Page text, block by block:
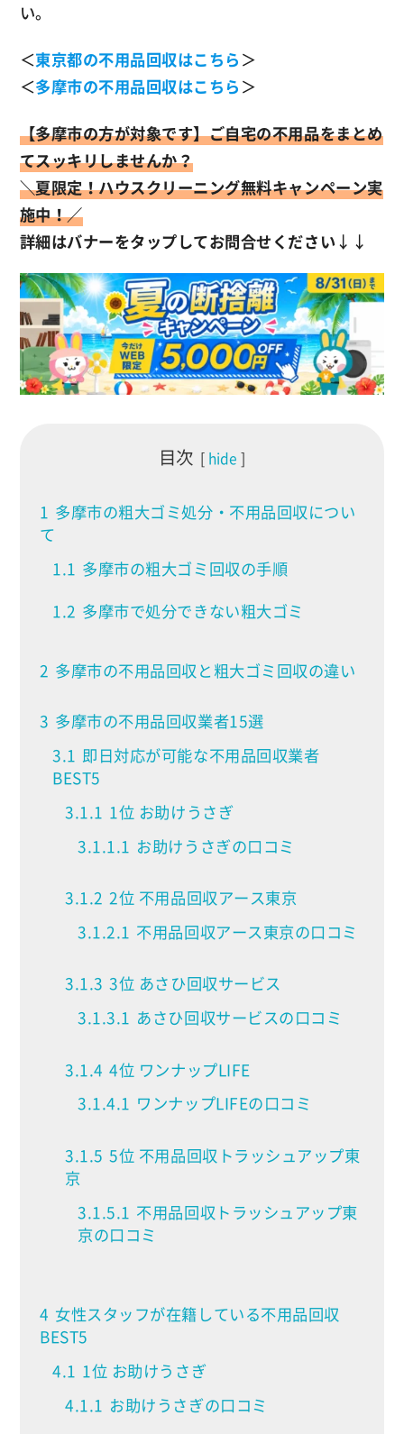
い。
＜東京都の不用品回収はこちら＞
＜多摩市の不用品回収はこちら＞
【多摩市の方が対象です】ご自宅の不用品をまとめ
てスッキリしませんか？
＼夏限定！ハウスクリーニング無料キャンペーン実
施中！／
詳細はバナーをタップしてお問合せください↓↓
目次 hide
1 多摩市の粗大ゴミ処分・不用品回収につい
て
1.1 多摩市の粗大ゴミ回収の手順
1.2 多摩市で処分できない粗大ゴミ
2 多摩市の不用品回収と粗大ゴミ回収の違い
3 多摩市の不用品回収業者15選
3.1 即日対応が可能な不用品回収業者
BEST5
3.1.1 1位 お助けうさぎ
3.1.1.1 お助けうさぎの口コミ
3.1.2 2位 不用品回収アース東京
3.1.2.1 不用品回収アース東京の口コミ
3.1.3 3位 あさひ回収サービス
3.1.3.1 あさひ回収サービスの口コミ
3.1.4 4位 ワンナップLIFE
3.1.4.1 ワンナップLIFEの口コミ
3.1.5 5位 不用品回収トラッシュアップ東
京
3.1.5.1 不用品回収トラッシュアップ東
京の口コミ
4 女性スタッフが在籍している不用品回収
BEST5
4.1 1位 お助けうさぎ
4.1.1 お助けうさぎの口コミ